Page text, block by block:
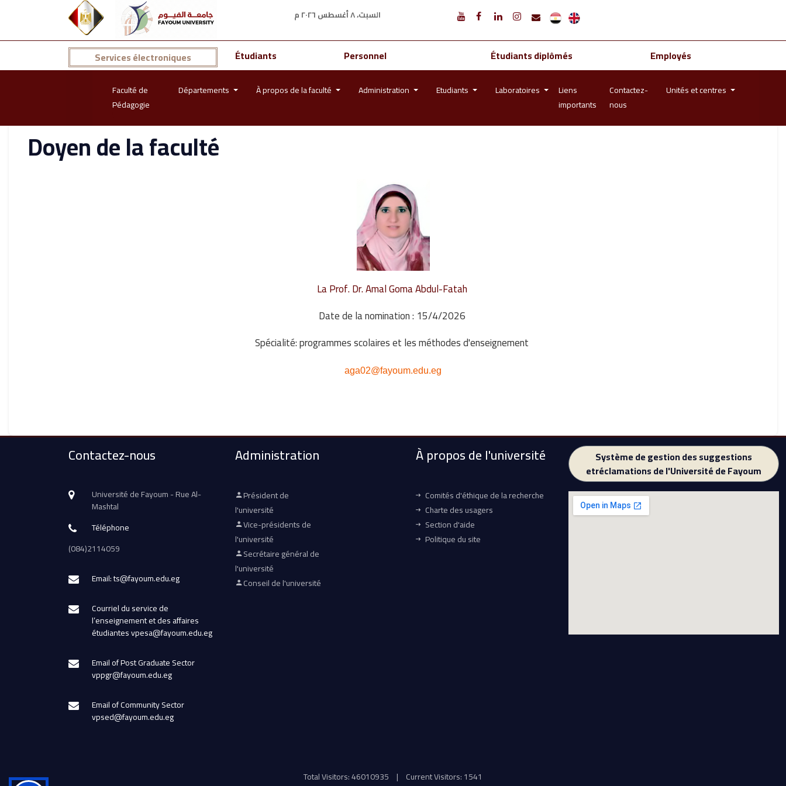
السبت، ٨ أغسطس ٢٠٢٦ م
Services électroniques Étudiants Personnel Étudiants diplômés Employés
Faculté de
Pédagogie
Départements À propos de la faculté Administration Etudiants Laboratoires
Liens
importants
Contactez-
nous
Unités et centres
Doyen de la faculté
aga02@fayoum.edu.eg
Contactez-nous
Université de Fayoum - Rue Al-
Mashtal
Téléphone
(084)2114059
Email: ts@fayoum.edu.eg
Courriel du service de
l’enseignement et des affaires
étudiantes vpesa@fayoum.edu.eg
Email of Post Graduate Sector
vppgr@fayoum.edu.eg
Email of Community Sector
vpsed@fayoum.edu.eg
Administration
Président de
l'université
Vice-présidents de
l'université
Secrétaire général de
l'université
Conseil de l'université
À propos de l'université
Comités d'éthique de la recherche
Charte des usagers
Section d'aide
Politique du site
Système de gestion des suggestions
etréclamations de l'Université de Fayoum
Total Visitors: 46010935 | Current Visitors: 1541